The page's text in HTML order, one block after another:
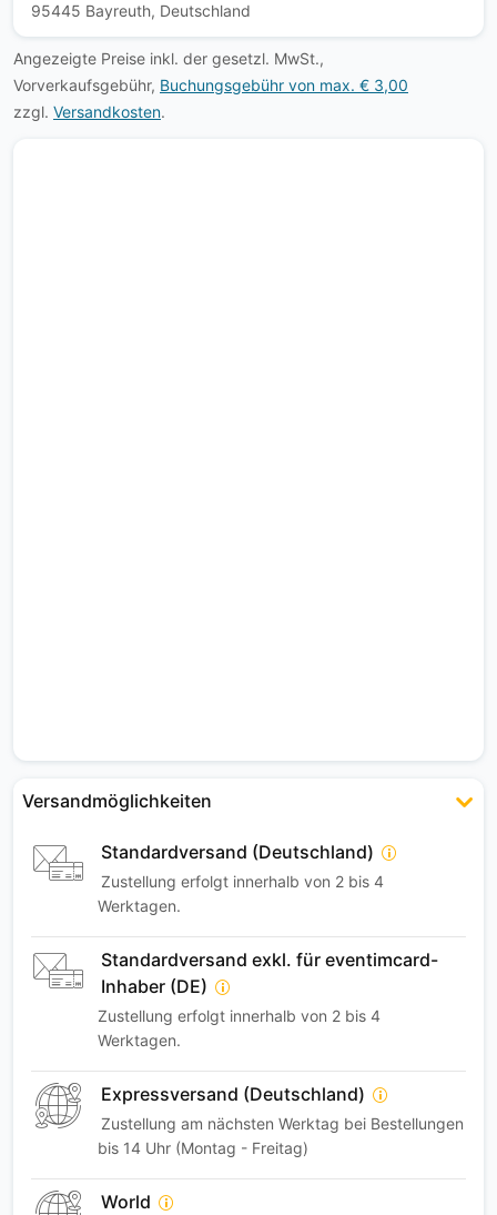
95445 Bayreuth, Deutschland
Angezeigte Preise inkl. der gesetzl. MwSt.,
Vorverkaufsgebühr, Buchungsgebühr von max. € 3,00
zzgl. Versandkosten.
Versandmöglichkeiten
Standardversand (Deutschland)
Zustellung erfolgt innerhalb von 2 bis 4
Werktagen.
Standardversand exkl. für eventimcard-
Inhaber (DE)
Zustellung erfolgt innerhalb von 2 bis 4
Werktagen.
Expressversand (Deutschland)
Zustellung am nächsten Werktag bei Bestellungen
bis 14 Uhr (Montag - Freitag)
World